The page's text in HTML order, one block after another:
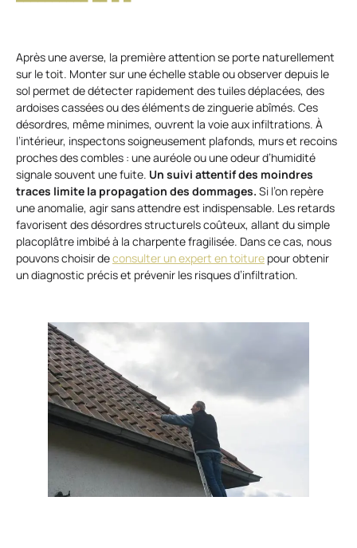
Après une averse, la première attention se porte naturellement
sur le toit. Monter sur une échelle stable ou observer depuis le
sol permet de détecter rapidement des tuiles déplacées, des
ardoises cassées ou des éléments de zinguerie abîmés. Ces
désordres, même minimes, ouvrent la voie aux infiltrations. À
l’intérieur, inspectons soigneusement plafonds, murs et recoins
proches des combles : une auréole ou une odeur d’humidité
signale souvent une fuite. Un suivi attentif des moindres
traces limite la propagation des dommages. Si l’on repère
une anomalie, agir sans attendre est indispensable. Les retards
favorisent des désordres structurels coûteux, allant du simple
placoplâtre imbibé à la charpente fragilisée. Dans ce cas, nous
pouvons choisir deconsulter un expert en toiture pour obtenir
un diagnostic précis et prévenir les risques d’infiltration.